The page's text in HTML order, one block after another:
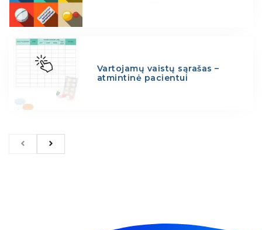
Vartojamų vaistų sąrašas –
atmintinė pacientui